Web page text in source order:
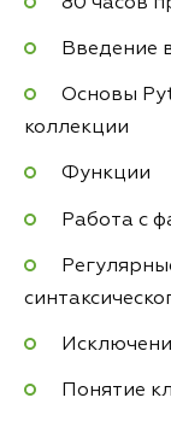
Введение
Основы
коллекции
Функции
Работа с
Понятие